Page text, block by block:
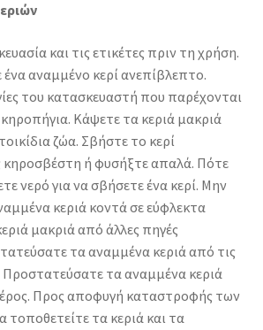
και τις ετικέτες πριν τη χρήση.
αναμμένο κερί ανεπίβλεπτο.
του κατασκευαστή που παρέχονται
Κάψετε τα κεριά μακριά
ζώα. Σβήστε το κερί
ή φυσήξτε απαλά. Πότε
νερό για να σβήσετε ένα κερί. Μην
κεριά κοντά σε εύφλεκτα
μακριά από άλλες πηγές
τα αναμμένα κεριά από τις
Προστατεύσατε τα αναμμένα κεριά
Προς αποφυγή καταστροφής των
τοποθετείτε τα κεριά και τα